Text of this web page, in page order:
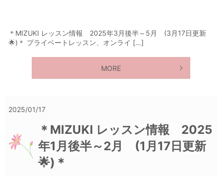
＊MIZUKI レッスン情報 2025年3月後半～5月 (3月17日更新
🌟)＊ プライベートレッスン、オンライ […]
MORE
2025/01/17
＊MIZUKI レッスン情報 2025
年1月後半～2月 (1月17日更新
🌟)＊